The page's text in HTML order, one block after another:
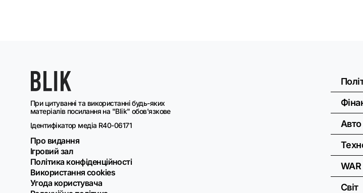
При цитуванні та використанні будь-яких
матеріалів посилання на "Blik" обов'язкове
Ідентифікатор медіа R40-06171
Про видання
Ігровий зал
Політика конфіденційності
Використання cookies
Угода користувача
Авто
WAR
Світ